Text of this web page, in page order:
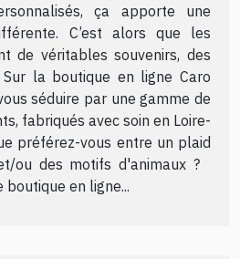
ça apporte une
C’est alors que les
de véritables souvenirs, des
la boutique en ligne Caro
séduire par une gamme de
fabriqués avec soin en Loire-
préférez-vous entre un plaid
ou des motifs d'animaux ?
boutique en ligne...